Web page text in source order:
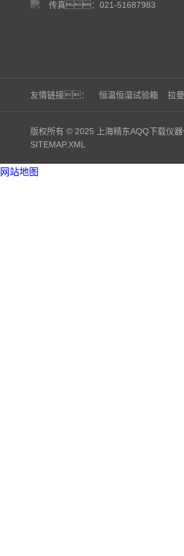
传真：021-51687983
友情链接： 恒温恒湿试验箱 拉
版权所有 © 2025 上海精东AQQ下载仪
SITEMAP.XML
网站地图